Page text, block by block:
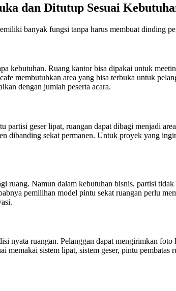
dan Ditutup Sesuai
banyak fungsi tanpa harus membuat dinding
kebutuhan. Ruang kantor bisa dipakai untuk
membutuhkan area yang bisa terbuka untuk
dengan jumlah peserta acara.
partisi geser lipat, ruangan dapat dibagi menjadi
dibanding sekat permanen. Untuk proyek yang
ruang. Namun dalam kebutuhan bisnis, partisi
pemilihan model pintu sekat ruangan perlu
nyata ruangan. Pelanggan dapat mengirimkan
memakai sistem lipat, sistem geser, pintu